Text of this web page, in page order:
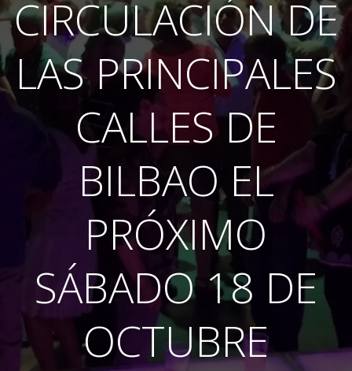
CIRCULACIÓN DE
LAS PRINCIPALES
CALLES DE
BILBAO EL
PRÓXIMO
SÁBADO 18 DE
OCTUBRE